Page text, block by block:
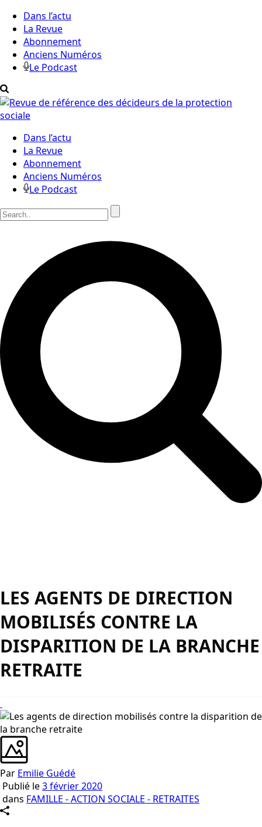
Dans l’actu
La Revue
Abonnement
Anciens Numéros
Le Podcast
Dans l’actu
La Revue
Abonnement
Anciens Numéros
Le Podcast
LES AGENTS DE DIRECTION
MOBILISÉS CONTRE LA
DISPARITION DE LA BRANCHE
RETRAITE
Par Emilie Guédé
Publié le3 février 2020
dans FAMILLE - ACTION SOCIALE - RETRAITES